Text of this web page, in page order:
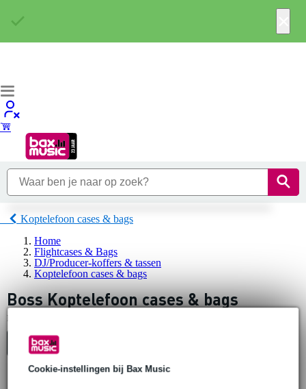
Cookie-instellingen bij Bax Music
Koptelefoon cases & bags
Home
Flightcases & Bags
DJ/Producer-koffers & tassen
Koptelefoon cases & bags
Boss Koptelefoon cases & bags
Er is
Top-10